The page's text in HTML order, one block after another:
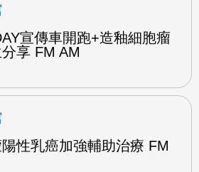
宣傳車開跑+造釉細胞瘤
享 FM AM
性乳癌加強輔助治療 FM